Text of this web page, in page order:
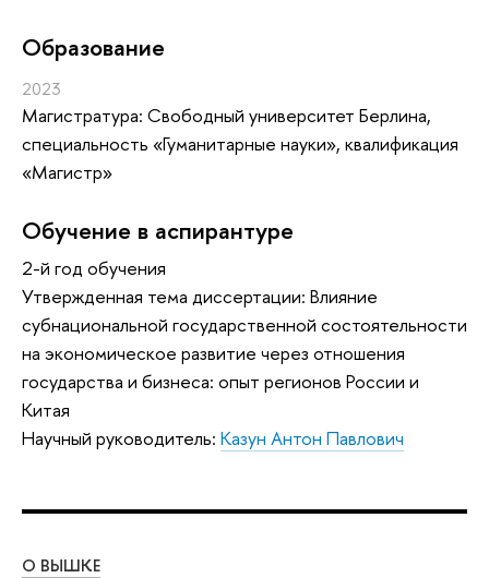
Oбразование
2023
Магистратура: Свободный университет Берлина,
специальность «Гуманитарные науки», квалификация
«Магистр»
Обучение в аспирантуре
2-й год обучения
Утвержденная тема диссертации: Влияние
субнациональной государственной состоятельности
на экономическое развитие через отношения
государства и бизнеса: опыт регионов России и
Китая
Научный руководитель: Казун Антон Павлович
О ВЫШКЕ